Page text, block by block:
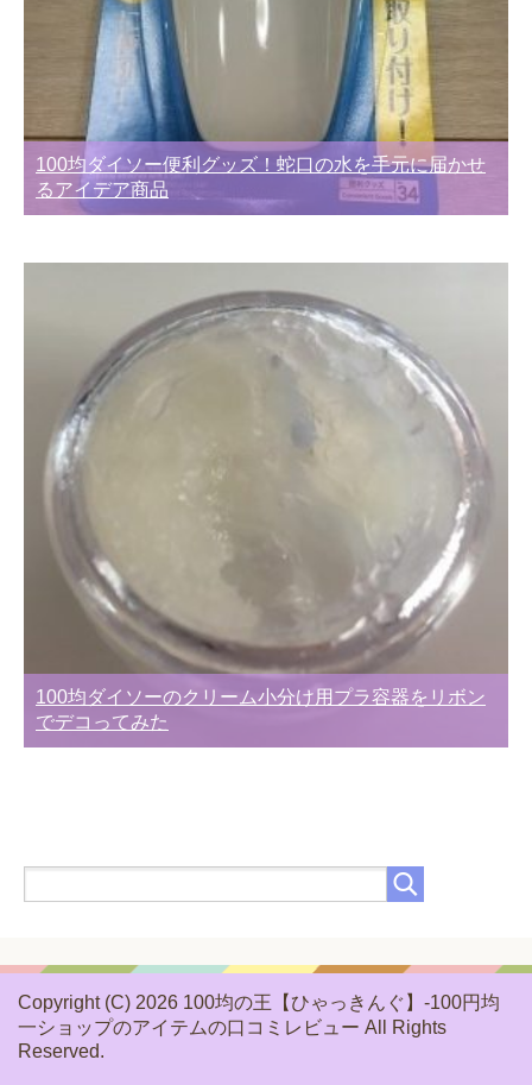
100均ダイソー便利グッズ！蛇口の水を手元に届かせ
るアイデア商品
100均ダイソーのクリーム小分け用プラ容器をリボン
でデコってみた
Copyright (C) 2026 100均の王【ひゃっきんぐ】-100円均
一ショップのアイテムの口コミレビュー All Rights
Reserved.